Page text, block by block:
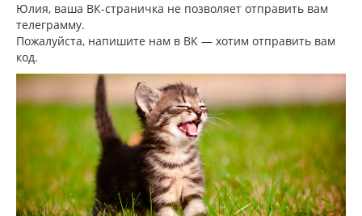
Юлия, ваша ВК-страничка не позволяет отправить вам
телеграмму.
Пожалуйста, напишите нам в ВК — хотим отправить вам
код.